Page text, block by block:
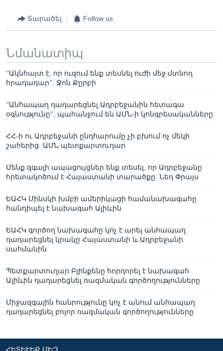
Տարածել Follow us
Նմանատիպ
‘’Ակնհայտ է, որ ուզում ենք տեսնել ուժի մեջ մտնող
հրադադար’’. Ջոն Քըրբի
‘’Անհապաղ դադարեցնել Ադրբեջանին հետագա
օգնությունը’’. պահանջում են ԱՄՆ-ի կոնգրեսականները
ՀՀ-ի ու Ադրբեջանի ընդհարումը չի բխում ոչ մեկի
շահերից. ԱՄՆ պետքարտուղար
Մենք զգալի ապացույցներ ենք տեսել, որ Ադրբեջանը
հրետակոծում է Հայաստանի տարածքը. Նեդ Փրայս
ԵԱՀԿ Մինսկի խմբի ամերիկացի համանախագահը
հանդիպել է նախագահ Ալիևին
ԵԱՀԿ գործող նախագահը կոչ է արել անհապաղ
դադարեցնել կրակը Հայաստանի և Ադրբեջանի
սահմանին
Պետքարտուղար Բլինքենը հորդորել է նախագահ
Ալիևին դադարեցնել ռազմական գործողությունները
Միջազգային հանրությունը կոչ է անում անհապաղ
դադարեցնել բոլոր ռազմական գործողությունները
ՀԵՏԵՒԵՔ ՄԵԶ